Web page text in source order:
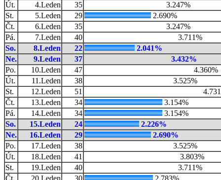
Út.
4.Leden 35
3.247%
St.
5.Leden 29
2.690%
Čt.
6.Leden 35
3.247%
Pá.
7.Leden 40
3.711%
So.
8.Leden 22
2.041%
Ne.
9.Leden 37
3.432%
Po.
10.Leden 47
4.360%
Út.
11.Leden 38
3.525%
St.
12.Leden 51
Čt.
13.Leden 34
3.154%
Pá.
14.Leden 34
3.154%
So.
15.Leden 24
2.226%
Ne.
16.Leden 29
2.690%
Po.
17.Leden 38
3.525%
Út.
18.Leden 41
3.803%
St.
19.Leden 40
3.711%